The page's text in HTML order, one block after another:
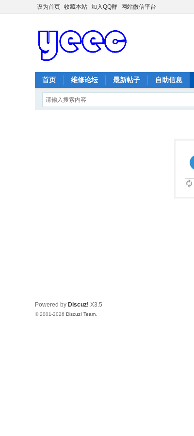
设为首页 收藏本站 加入QQ群 网站微信平台
首页 维修论坛 最新帖子 自助信息
Powered by Discuz! X3.5
© 2001-2026 Discuz! Team